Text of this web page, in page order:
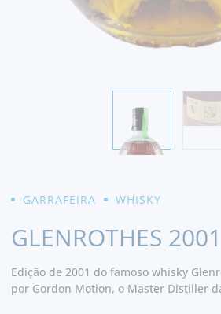
GARRAFEIRA WHISKY
GLENROTHES
Edição de 2001 do famoso whisky
por Gordon Motion, o Master Distiller